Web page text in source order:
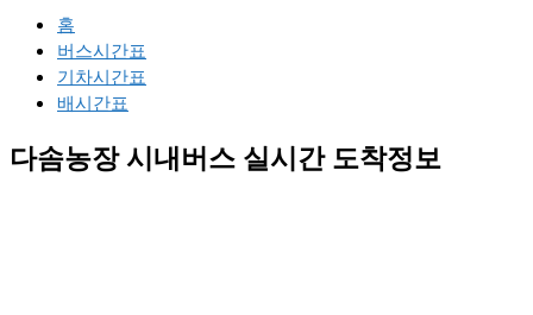
홈
버스시간표
기차시간표
배시간표
다솜농장 시내버스 실시간 도착정보